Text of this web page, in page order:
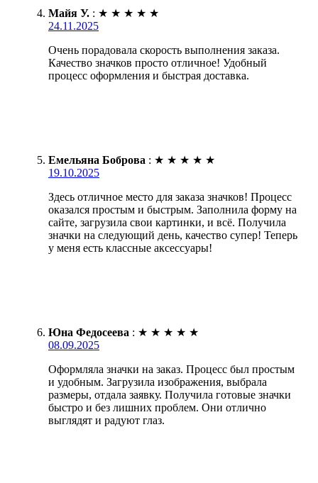
Майя У. : ★ ★ ★ ★ ★
24.11.2025
Очень порадовала скорость выполнения заказа.
Качество значков просто отличное! Удобный
процесс оформления и быстрая доставка.
Емельяна Боброва : ★ ★ ★ ★ ★
19.10.2025
Здесь отличное место для заказа значков! Процесс
оказался простым и быстрым. Заполнила форму на
сайте, загрузила свои картинки, и всё. Получила
значки на следующий день, качество супер! Теперь
у меня есть классные аксессуары!
Юна Федосеева : ★ ★ ★ ★ ★
08.09.2025
Оформляла значки на заказ. Процесс был простым
и удобным. Загрузила изображения, выбрала
размеры, отдала заявку. Получила готовые значки
быстро и без лишних проблем. Они отлично
выглядят и радуют глаз.